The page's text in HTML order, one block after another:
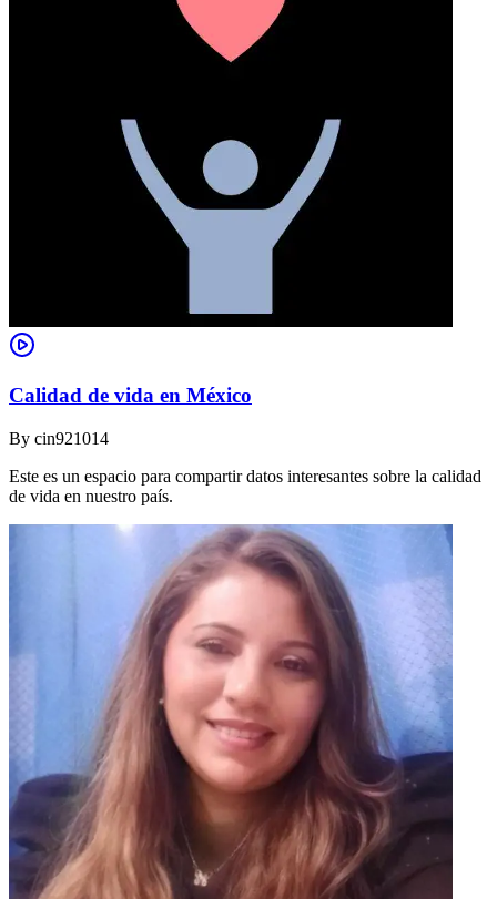
Calidad de vida en México
By cin921014
Este es un espacio para compartir datos interesantes sobre la calidad
de vida en nuestro país.